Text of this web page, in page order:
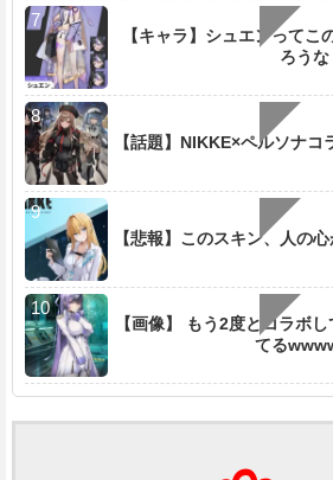
【キャラ】シュエンってこ
ろうな
【話題】NIKKE×ペルソナコ
【悲報】このスキン、人の
【画像】 もう2度とコラボ
てる